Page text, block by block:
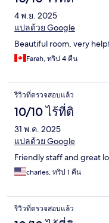
4 พ.ย. 2025
แปลด้วย Google
Beautiful room, very
Farah, ทริป 4 คืน
รีวิวที่ตรวจสอบแล้ว
10/10 ไร้ที่ติ
31 พ.ค. 2025
แปลด้วย Google
Friendly staff and great
charles, ทริป 1 คืน
รีวิวที่ตรวจสอบแล้ว